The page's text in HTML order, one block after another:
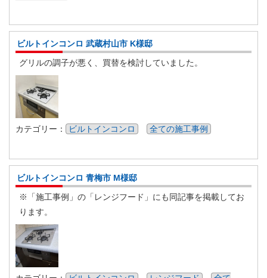
ビルトインコンロ 武蔵村山市 K様邸
グリルの調子が悪く、買替を検討していました。
カテゴリー： ビルトインコンロ 全ての施工事例
ビルトインコンロ 青梅市 M様邸
※「施工事例」の「レンジフード」にも同記事を掲載してお
ります。